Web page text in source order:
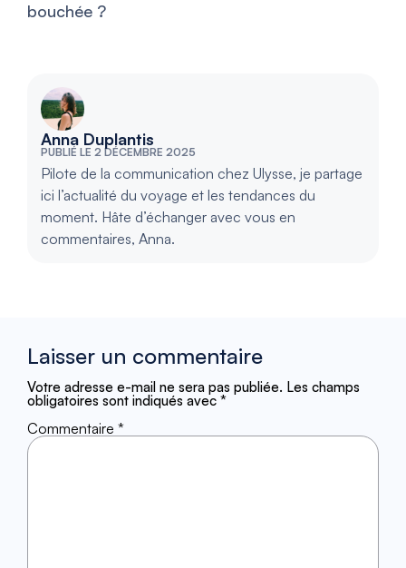
bouchée ?
Anna Duplantis
PUBLIÉ LE 2 DÉCEMBRE 2025
Pilote de la communication chez Ulysse, je partage
ici l’actualité du voyage et les tendances du
moment. Hâte d’échanger avec vous en
commentaires, Anna.
Laisser un commentaire
Votre adresse e-mail ne sera pas publiée. Les champs
obligatoires sont indiqués avec *
Commentaire *